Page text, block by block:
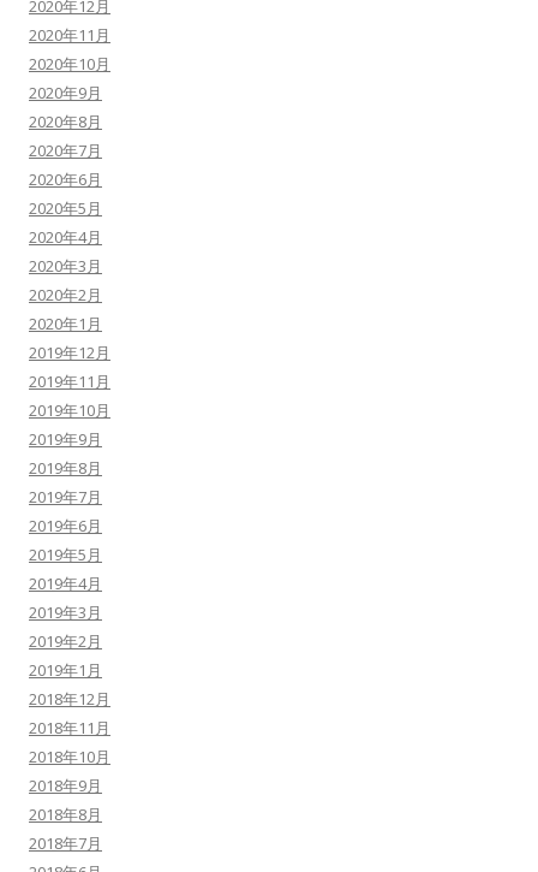
2020年12月
2020年11月
2020年10月
2020年9月
2020年8月
2020年7月
2020年6月
2020年5月
2020年4月
2020年3月
2020年2月
2020年1月
2019年12月
2019年11月
2019年10月
2019年9月
2019年8月
2019年7月
2019年6月
2019年5月
2019年4月
2019年3月
2019年2月
2019年1月
2018年12月
2018年11月
2018年10月
2018年9月
2018年8月
2018年7月